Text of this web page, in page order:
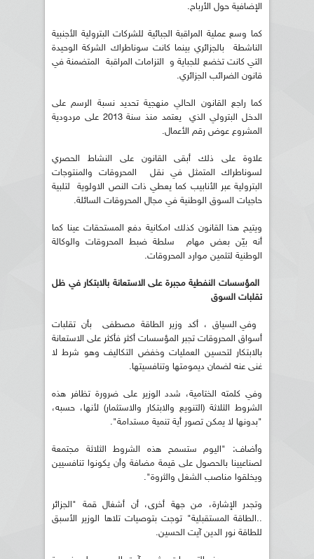
الإضافية حول الأرباح.
كما وسع عملية المراقبة الجبائية للشركات البترولية الأجنبية
الناشطة بالجزائري بينما كانت سوناطراك الشركة الوحيدة
التي كانت تخضع للجباية و التزامات المراقبة المتضمنة في
قانون الضرائب الجزائري.
كما راجع القانون الحالي منهجية تحديد نسبة الرسم على
الدخل البترولي الذي يعتمد منذ سنة 2013 على مردودية
المشروع عوض رقم الأعمال.
علاوة على ذلك أبقى القانون على النشاط الحصري
لسوناطراك المتمثل في نقل المحروقات والمنتوجات
البترولية عبر الأنابيب كما يعطي ذات النص الاولوية لتلبية
حاجيات السوق الوطنية في مجال المحروقات السائلة.
ويتيح هذا القانون كذلك امكانية دفع المستحقات عينا كما
أنه بيّن بعض مهام سلطة ضبط المحروقات والوكالة
الوطنية لتثمين موارد المحروقات.
المؤسسات النفطية مجبرة على الاستعانة بالابتكار في ظل
تقلبات السوق
وفي السياق ، أكد وزير الطاقة مصطفى بأن تقلبات
أسواق المحروقات تجبر المؤسسات أكثر فأكثر على الاستعانة
بالابتكار لتحسين العمليات وخفض التكاليف وهو شرط لا
غنى عنه لضمان ديمومتها وتنافسيتها.
وفي كلمته الختامية، شدد الوزير على ضرورة تظافر هذه
الشروط الثلاثة (التنويع والابتكار والاستثمار) لأنها، حسبه،
"بدونها لا يمكن تصور أية تنمية مستدامة".
وأضاف: "اليوم ستسمح هذه الشروط الثلاثة مجتمعة
لصناعيينا بالحصول على قيمة مضافة وأن يكونوا تنافسيين
ويخلقوا مناصب الشغل والثروة".
وتجدر الإشارة، من جهة أخرى، أن أشغال قمة "الجزائر
..الطاقة المستقبلية" توجت بتوصيات تلاها الوزير الأسبق
للطاقة نور الدين آيت الحسين.